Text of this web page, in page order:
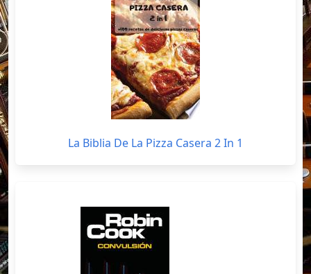
La Biblia De La Pizza Casera 2 In 1